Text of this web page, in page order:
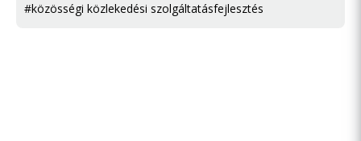
#közösségi közlekedési szolgáltatásfejlesztés